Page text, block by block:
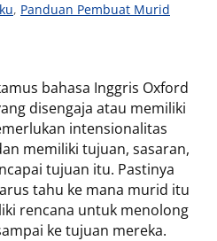
, Panduan Pembuat Murid
bahasa Inggris Oxford
disengaja atau memiliki
intensionalitas
memiliki tujuan, sasaran,
tujuan itu. Pastinya
tahu ke mana murid itu
rencana untuk menolong
ke tujuan mereka.